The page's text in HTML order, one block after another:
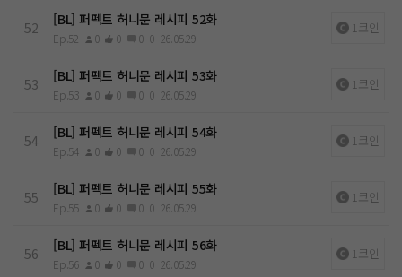
52 [BL] 퍼펙트 허니문 레시피 52화
Ep.52 0 0 0 0 26.05.29
1코인
53 [BL] 퍼펙트 허니문 레시피 53화
Ep.53 0 0 0 0 26.05.29
1코인
54 [BL] 퍼펙트 허니문 레시피 54화
Ep.54 0 0 0 0 26.05.29
1코인
55 [BL] 퍼펙트 허니문 레시피 55화
Ep.55 0 0 0 0 26.05.29
1코인
56 [BL] 퍼펙트 허니문 레시피 56화
Ep.56 0 0 0 0 26.05.29
1코인